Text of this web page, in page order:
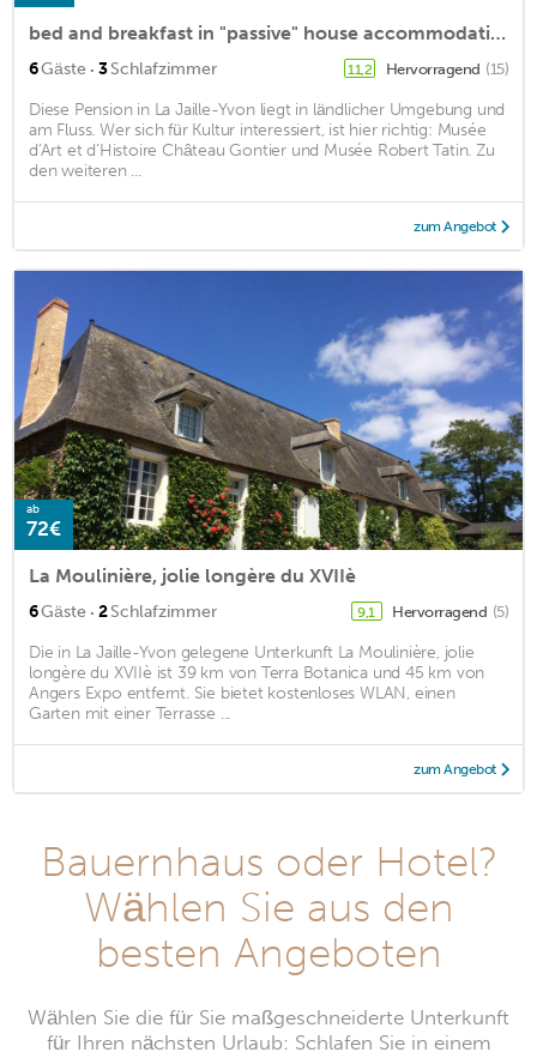
bed and breakfast in "passive" house accommodation
6Gäste · 3Schlafzimmer 11,2 Hervorragend (15)
Diese Pension in La Jaille-Yvon liegt in ländlicher Umgebung und
am Fluss. Wer sich für Kultur interessiert, ist hier richtig: Musée
d‘Art et d‘Histoire Château Gontier und Musée Robert Tatin. Zu
den weiteren ...
zum Angebot
ab
72€
La Moulinière, jolie longère du XVIIè
6Gäste · 2Schlafzimmer 9,1 Hervorragend (5)
Die in La Jaille-Yvon gelegene Unterkunft La Moulinière, jolie
longère du XVIIè ist 39 km von Terra Botanica und 45 km von
Angers Expo entfernt. Sie bietet kostenloses WLAN, einen
Garten mit einer Terrasse ...
zum Angebot
Bauernhaus oder Hotel?
Wählen Sie aus den
besten Angeboten
Wählen Sie die für Sie maßgeschneiderte Unterkunft
für Ihren nächsten Urlaub: Schlafen Sie in einem